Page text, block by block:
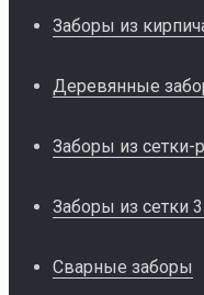
Заборы из
Деревянные
Заборы из сетки-
Заборы из сетки
Сварные заборы